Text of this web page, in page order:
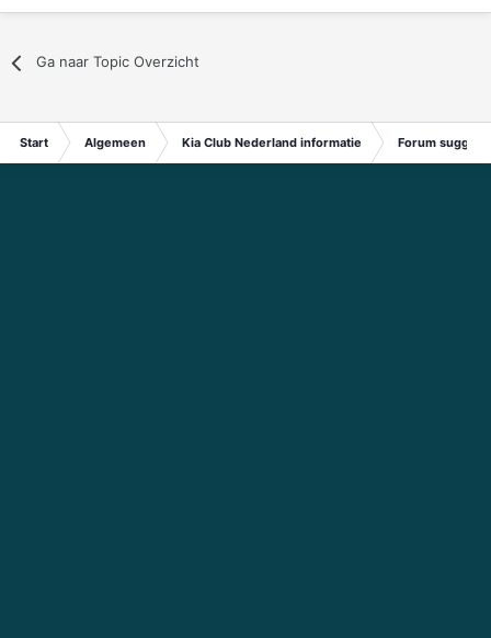
Ga naar Topic Overzicht
Start Algemeen Kia Club Nederland informatie Forum